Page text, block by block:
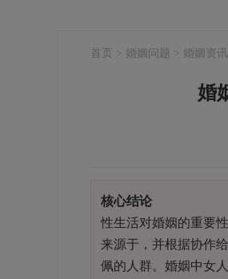
首页 > 婚姻问题 > 婚姻资讯
婚
核心结论
性生活对婚姻的重要
来源于，并根据协作
佩的人群。婚姻中女